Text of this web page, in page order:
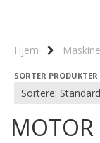
Hjem
SORTER PRODUKTER
MOTOR